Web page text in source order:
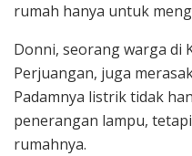
rumah hanya untuk
Donni, seorang warga di
Perjuangan, juga
Padamnya listrik tidak
penerangan lampu,
rumahnya.